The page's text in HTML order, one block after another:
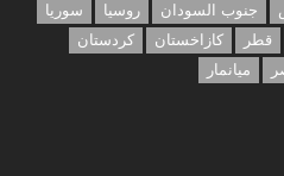
جنوب السودان روسيا
سوريا
قطر كازاخستان
كردستان
ميانمار